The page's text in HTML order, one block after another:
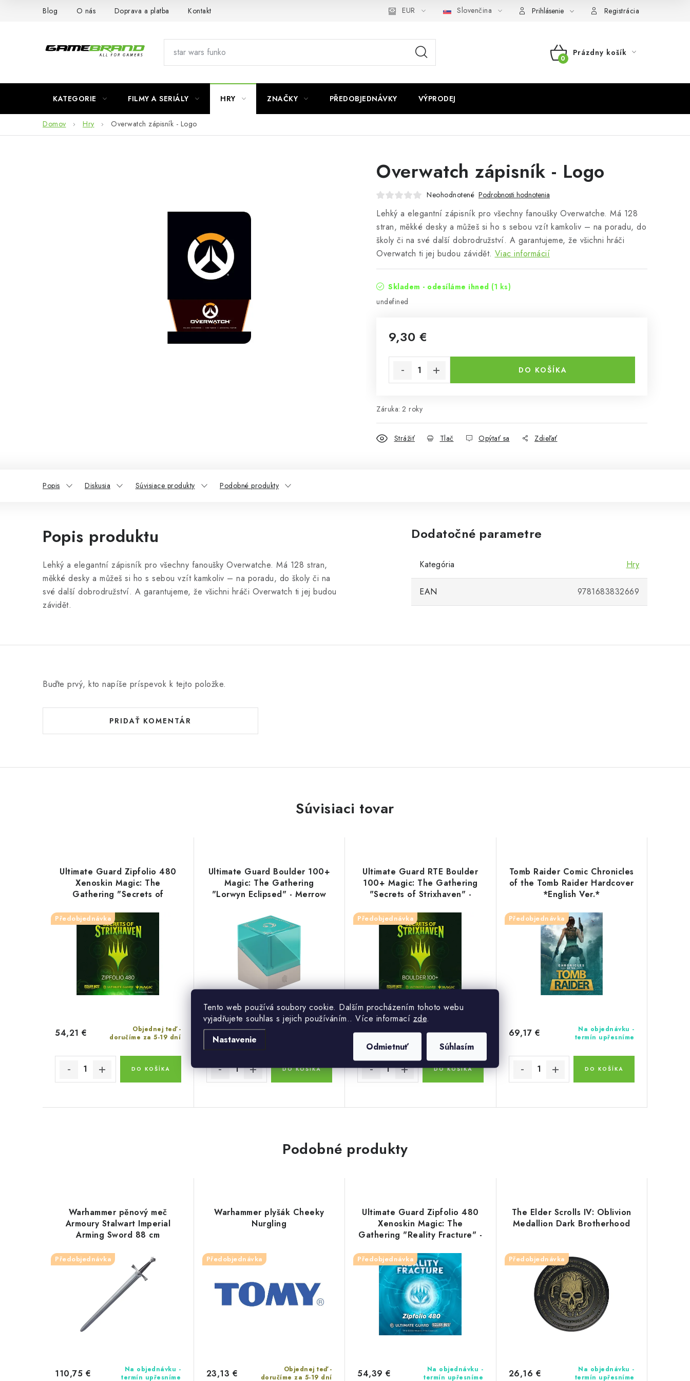
Tento web používá soubory cookie. Dalším procházením tohoto webu
vyjadřujete souhlas s jejich používáním.. Více informací zde.
Nastavenie
Odmietnuť Súhlasím
Blog O nás Doprava a platba Kontakt EUR Slovenčina Prihlásenie Registrácia
NÁKUPNÝ
Prázdny košík
KATEGORIE FILMY A SERIÁLY HRY ZNAČKY PŘEDOBJEDNÁVKY VÝPRODEJ
Domov Hry Overwatch zápisník - Logo
Overwatch zápisník - Logo
Neohodnotené Podrobnosti hodnotenia
Lehký a elegantní zápisník pro všechny fanoušky Overwatche. Má 128
stran, měkké desky a můžeš si ho s sebou vzít kamkoliv – na poradu, do
školy či na své další dobrodružství. A garantujeme, že všichni hráči
Overwatch ti jej budou závidět. Viac informácií
Skladem - odesíláme ihned (1 ks)
undefined
9,30 €
DO KOŠÍKA
Záruka: 2 roky
Tlač Opýtať sa
Strážiť Zdieľať
Popis Diskusia Súvisiace produkty Podobné produkty
Popis produktu
Lehký a elegantní zápisník pro všechny fanoušky Overwatche. Má 128 stran,
měkké desky a můžeš si ho s sebou vzít kamkoliv – na poradu, do školy či na
své další dobrodružství. A garantujeme, že všichni hráči Overwatch ti jej budou
závidět.
Dodatočné parametre
Kategória Hry
EAN 9781683832669
Buďte prvý, kto napíše príspevok k tejto položke.
PRIDAŤ KOMENTÁR
Súvisiaci tovar
Ultimate Guard Zipfolio 480
Xenoskin Magic: The
Gathering "Secrets of
Předobjednávka
Objednej teď -
doručíme za 5-19 dní
54,21 €
DO KOŠÍKA
Ultimate Guard Boulder 100+
Magic: The Gathering
"Lorwyn Eclipsed" - Merrow
14,50 €
DO KOŠÍKA
Ultimate Guard RTE Boulder
100+ Magic: The Gathering
"Secrets of Strixhaven" -
Předobjednávka
doručíme za 5-19 dní
24,20 €
DO KOŠÍKA
Tomb Raider Comic Chronicles
of the Tomb Raider Hardcover
*English Ver.*
Předobjednávka
Na objednávku -
termín upřesníme
69,17 €
DO KOŠÍKA
Podobné produkty
Warhammer pěnový meč
Armoury Stalwart Imperial
Arming Sword 88 cm
Předobjednávka
Na objednávku -
termín upřesníme
110,75 €
Warhammer plyšák Cheeky
Nurgling
Předobjednávka
Objednej teď -
doručíme za 5-19 dní
23,13 €
Ultimate Guard Zipfolio 480
Xenoskin Magic: The
Gathering "Reality Fracture" -
Předobjednávka
Na objednávku -
termín upřesníme
54,39 €
The Elder Scrolls IV: Oblivion
Medallion Dark Brotherhood
Předobjednávka
Na objednávku -
termín upřesníme
26,16 €